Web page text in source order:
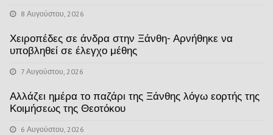
8 Αυγούστου, 2026
Χειροπέδες σε άνδρα στην Ξάνθη- Αρνήθηκε να
υποβληθεί σε έλεγχο μέθης
7 Αυγούστου, 2026
Αλλάζει ημέρα το παζάρι της Ξάνθης λόγω εορτής της
Κοιμήσεως της Θεοτόκου
6 Αυγούστου, 2026